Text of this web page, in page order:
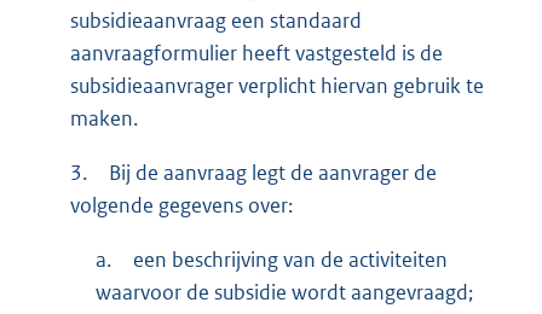
subsidieaanvraag een standaard
aanvraagformulier heeft vastgesteld is de
subsidieaanvrager verplicht hiervan gebruik te
maken.
3.
Bij de aanvraag legt de aanvrager de
volgende gegevens over:
a.
een beschrijving van de activiteiten
waarvoor de subsidie wordt aangevraagd;